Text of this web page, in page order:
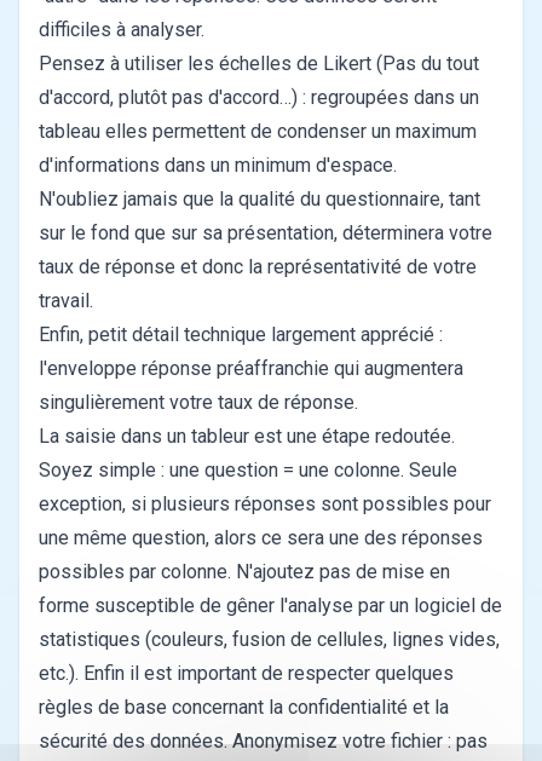
difficiles à analyser.
Pensez à utiliser les échelles de Likert (Pas du tout
d'accord, plutôt pas d'accord…) : regroupées dans un
tableau elles permettent de condenser un maximum
d'informations dans un minimum d'espace.
N'oubliez jamais que la qualité du questionnaire, tant
sur le fond que sur sa présentation, déterminera votre
taux de réponse et donc la représentativité de votre
travail.
Enfin, petit détail technique largement apprécié :
l'enveloppe réponse préaffranchie qui augmentera
singulièrement votre taux de réponse.
La saisie dans un tableur est une étape redoutée.
Soyez simple : une question = une colonne. Seule
exception, si plusieurs réponses sont possibles pour
une même question, alors ce sera une des réponses
possibles par colonne. N'ajoutez pas de mise en
forme susceptible de gêner l'analyse par un logiciel de
statistiques (couleurs, fusion de cellules, lignes vides,
etc.). Enfin il est important de respecter quelques
règles de base concernant la confidentialité et la
sécurité des données. Anonymisez votre fichier : pas